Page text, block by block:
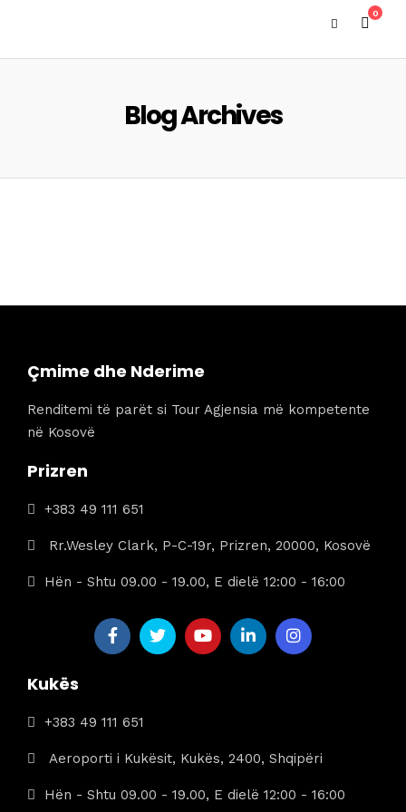
0
Blog Archives
Çmime dhe Nderime
Renditemi të parët si Tour Agjensia më kompetente
në Kosovë
Prizren
+383 49 111 651
Rr.Wesley Clark, P-C-19r, Prizren, 20000, Kosovë
Hën - Shtu 09.00 - 19.00, E dielë 12:00 - 16:00
Kukës
+383 49 111 651
Aeroporti i Kukësit, Kukës, 2400, Shqipëri
Hën - Shtu 09.00 - 19.00, E dielë 12:00 - 16:00